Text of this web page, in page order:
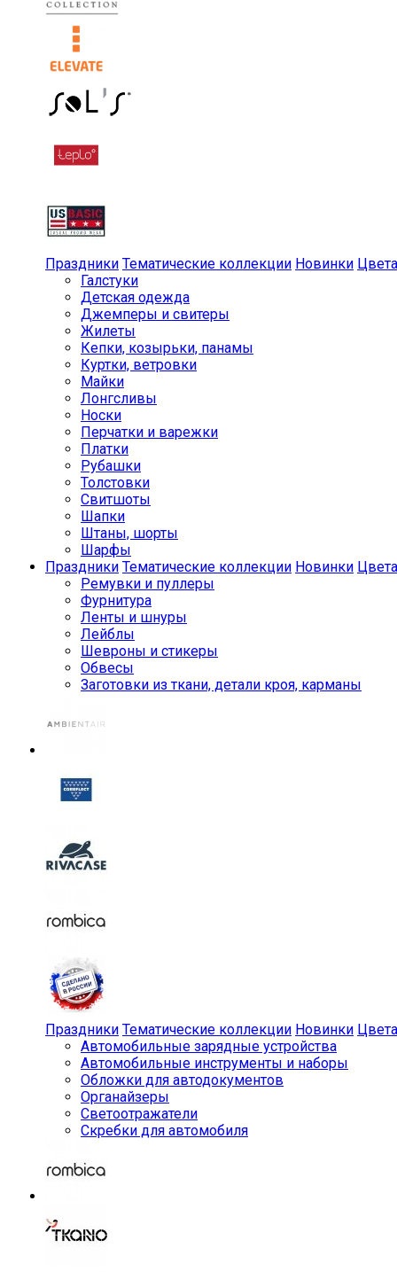
Праздники Тематические коллекции Новинки Цвета
Галстуки
Детская одежда
Джемперы и свитеры
Жилеты
Кепки, козырьки, панамы
Куртки, ветровки
Майки
Лонгсливы
Носки
Перчатки и варежки
Платки
Рубашки
Толстовки
Свитшоты
Шапки
Штаны, шорты
Шарфы
Праздники Тематические коллекции Новинки Цвета
Ремувки и пуллеры
Фурнитура
Ленты и шнуры
Лейблы
Шевроны и стикеры
Обвесы
Заготовки из ткани, детали кроя, карманы
Праздники Тематические коллекции Новинки Цвета
Автомобильные зарядные устройства
Автомобильные инструменты и наборы
Обложки для автодокументов
Органайзеры
Светоотражатели
Скребки для автомобиля